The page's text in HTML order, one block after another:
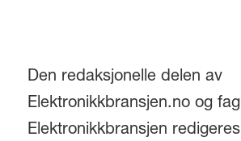
Den redaksjonelle delen av
Elektronikkbransjen.no og
Elektronikkbransjen